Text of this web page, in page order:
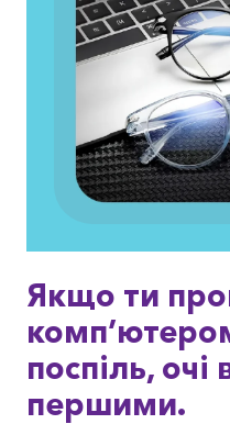
Якщо ти
поспіль,
першими.